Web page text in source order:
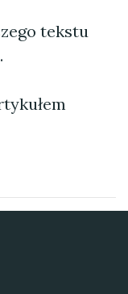
tekstu